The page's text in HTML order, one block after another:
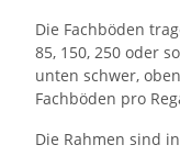
Die Fachböden
85, 150, 250 oder
unten schwer,
Fachböden pro
Die Rahmen sind